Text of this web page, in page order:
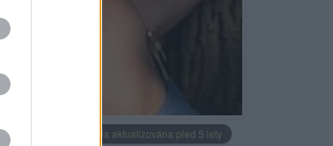
Neověřeno
Profilová fotografie byla aktualizována před 5 lety